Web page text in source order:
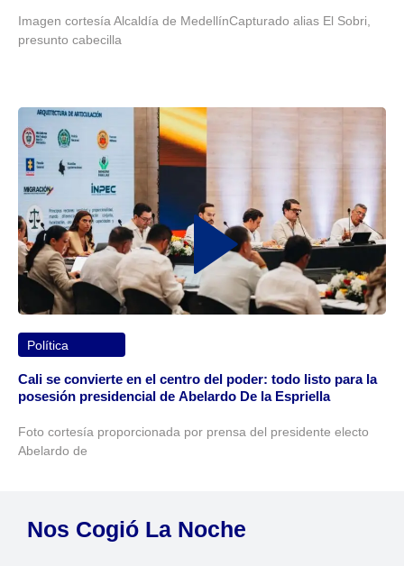
Imagen cortesía Alcaldía de MedellínCapturado alias El Sobri,
presunto cabecilla
Política
Cali se convierte en el centro del poder: todo listo para la
posesión presidencial de Abelardo De la Espriella
Foto cortesía proporcionada por prensa del presidente electo
Abelardo de
Nos Cogió La Noche